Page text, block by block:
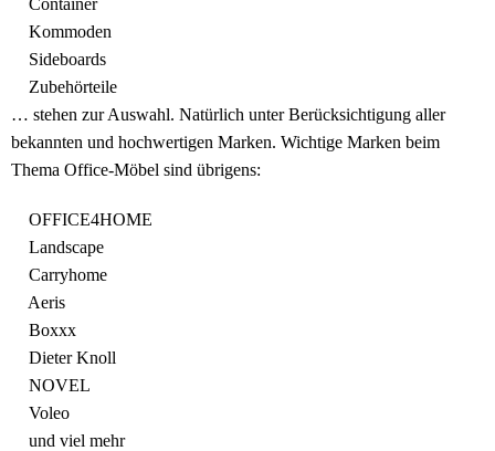
Kommoden
Sideboards
Zubehörteile
… stehen zur Auswahl. Natürlich unter Berücksichtigung aller
bekannten und hochwertigen Marken. Wichtige Marken beim
Thema Office-Möbel sind übrigens:
OFFICE4HOME
Landscape
Carryhome
Aeris
Boxxx
Dieter Knoll
NOVEL
Voleo
und viel mehr